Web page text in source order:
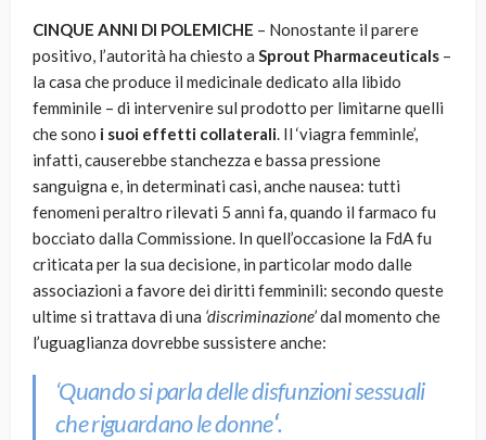
CINQUE ANNI DI POLEMICHE – Nonostante il parere
positivo, l’autorità ha chiesto a Sprout Pharmaceuticals –
la casa che produce il medicinale dedicato alla libido
femminile – di intervenire sul prodotto per limitarne quelli
che sono i suoi effetti collaterali. Il ‘viagra femminle’,
infatti, causerebbe stanchezza e bassa pressione
sanguigna e, in determinati casi, anche nausea: tutti
fenomeni peraltro rilevati 5 anni fa, quando il farmaco fu
bocciato dalla Commissione. In quell’occasione la FdA fu
criticata per la sua decisione, in particolar modo dalle
associazioni a favore dei diritti femminili: secondo queste
ultime si trattava di una ‘discriminazione’dal momento che
l’uguaglianza dovrebbe sussistere anche:
‘Quando si parla delle disfunzioni sessuali
che riguardano le donne‘.